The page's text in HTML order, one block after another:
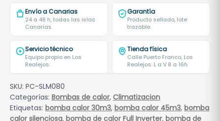
e
l
o
o
l
Envío a Canarias
24 a 48 h, todas las islas
Canarias.
Garantía
Producto sellado, lote
trazable.
Servicio técnico
Equipo propio en Los
Realejos.
Tienda física
Calle Puerto Franco, Los
Realejos. L a V 8 a 16h.
SKU: PC-SLM080
Categorías: Bombas de calor, Climatizacion
Etiquetas: bomba calor 30m3, bomba calor 45m3, bomba
calor silenciosa, bomba de calor Full Inverter, bomba de